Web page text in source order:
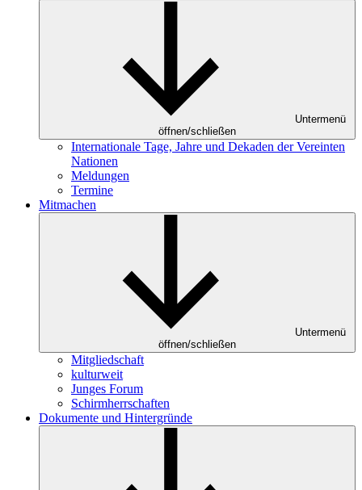
Untermenü
öffnen/schließen
Internationale Tage, Jahre und Dekaden der Vereinten
Nationen
Meldungen
Termine
Mitmachen
Untermenü
öffnen/schließen
Mitgliedschaft
kulturweit
Junges Forum
Schirmherrschaften
Dokumente und Hintergründe